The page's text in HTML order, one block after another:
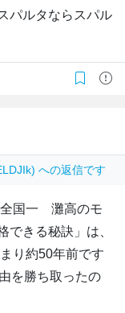
パルタならスパル
への返信です
全国一 灘高のモ
きる秘訣」は、
り約50年前です
を勝ち取ったの